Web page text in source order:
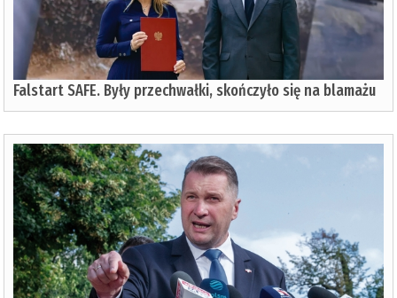
Falstart SAFE. Były przechwałki, skończyło się na blamażu